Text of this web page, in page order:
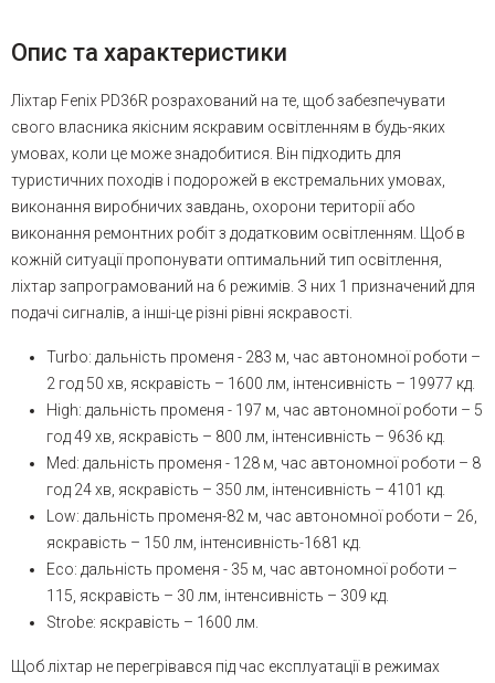
Опис та характеристики
Ліхтар Fenix PD36R розрахований на те, щоб забезпечувати
свого власника якісним яскравим освітленням в будь-яких
умовах, коли це може знадобитися. Він підходить для
туристичних походів і подорожей в екстремальних умовах,
виконання виробничих завдань, охорони території або
виконання ремонтних робіт з додатковим освітленням. Щоб в
кожній ситуації пропонувати оптимальний тип освітлення,
ліхтар запрограмований на 6 режимів. З них 1 призначений для
подачі сигналів, а інші-це різні рівні яскравості.
Turbo: дальність променя - 283 м, час автономної роботи –
2 год 50 хв, яскравість – 1600 лм, інтенсивність – 19977 кд.
High: дальність променя - 197 м, час автономної роботи – 5
год 49 хв, яскравість – 800 лм, інтенсивність – 9636 кд.
Med: дальність променя - 128 м, час автономної роботи – 8
год 24 хв, яскравість – 350 лм, інтенсивність – 4101 кд.
Low: дальність променя-82 м, час автономної роботи – 26,
яскравість – 150 лм, інтенсивність-1681 кд.
Eco: дальність променя - 35 м, час автономної роботи –
115, яскравість – 30 лм, інтенсивність – 309 кд.
Strobe: яскравість – 1600 лм.
Щоб ліхтар не перегрівався під час експлуатації в режимах